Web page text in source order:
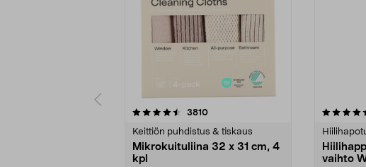
3810arvostelut
Keittiön puhdistus & tiskaus
Mikrokuituliina 32 x 31 cm, 4
kpl
4.5viidestä
vaihto